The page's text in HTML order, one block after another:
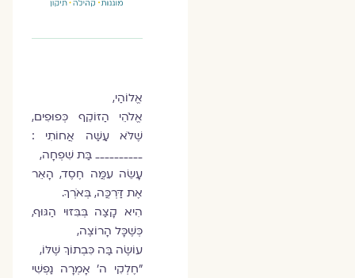
אֱלוֹהַי,
אֱלֹהֵי הַזּוֹקֵף כְּפוּפִים,
שֶׁלֹּא עַשַּׁה אֲחוֹתִי :
__________ בַּת שִׁפְחָה,
עָשֵׂה עִמֲּה חֶסֶד, הָאֵר
אֶת דַּרְכֲּה, בְּאֹרְךָ.
הִיא קָצַה בְּבִּזּוּי הַגּוּף,
כְּשֶׁכָּל הָרוֹצֶה,
עוֹשֶׂה בַּה כִּבְתוֹךְ שֶׁלּוֹ,
"חֶלְקִי ה' אָמְרָה נַפְשִׁי